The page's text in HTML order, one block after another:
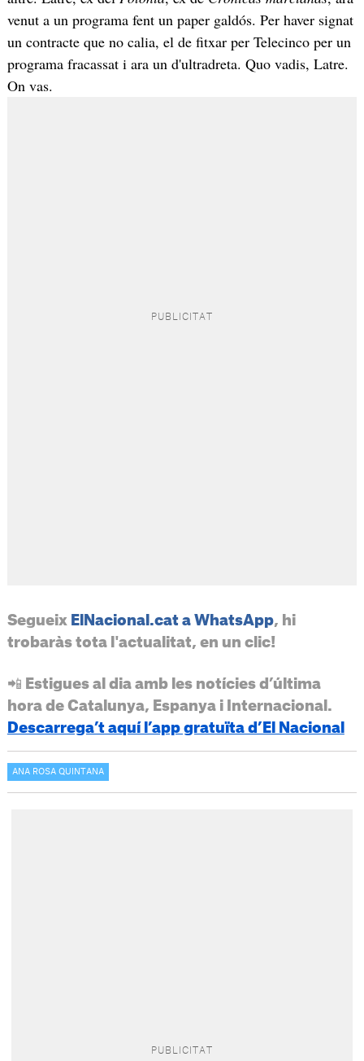
venut a un programa fent un paper galdós. Per haver signat
un contracte que no calia, el de fitxar per Telecinco per un
programa fracassat i ara un d'ultradreta. Quo vadis, Latre.
On vas.
Segueix ElNacional.cat a WhatsApp, hi
trobaràs tota l'actualitat, en un clic!
📲 Estigues al dia amb les notícies d’última
hora de Catalunya, Espanya i Internacional.
Descarrega’t aquí l’app gratuïta d’El Nacional
ANA ROSA QUINTANA